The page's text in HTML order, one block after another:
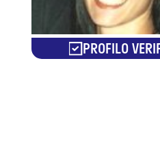
PROFILO